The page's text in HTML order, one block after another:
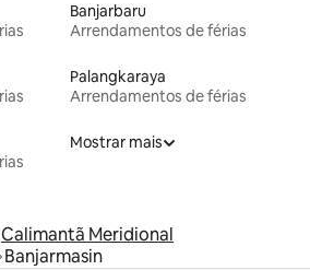
Banjarbaru
Arrendamentos de férias
Palangkaraya
Arrendamentos de férias
Mostrar mais
Calimantã Meridional
Banjarmasin